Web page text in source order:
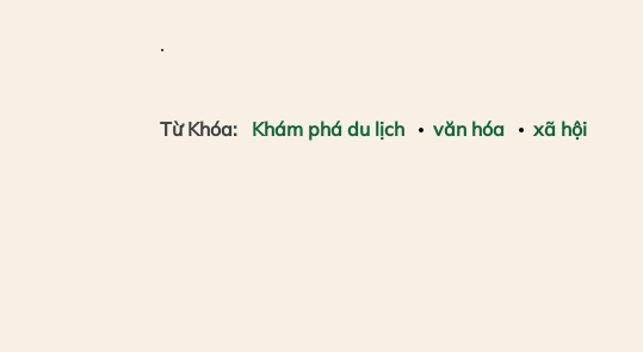
.
Từ Khóa: Khám phá du lịch văn hóa xã hội